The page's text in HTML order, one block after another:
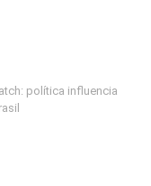
política influencia